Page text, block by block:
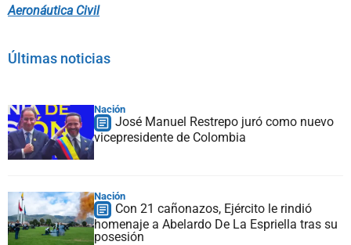
Aeronáutica Civil
Últimas noticias
Nación
José Manuel Restrepo juró como nuevo
vicepresidente de Colombia
Nación
Con 21 cañonazos, Ejército le rindió
homenaje a Abelardo De La Espriella tras su
posesión